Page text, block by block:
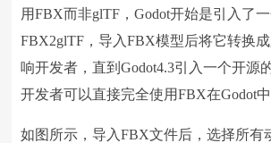
用FBX而非glTF，Godot开始是引入了
FBX2glTF，导入FBX模型后将它转换
响开发者，直到Godot4.3引入一个开源
开发者可以直接完全使用FBX在Godot中
如图所示，导入FBX文件后，选择所有